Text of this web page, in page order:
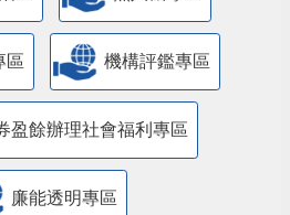
區 機構評鑑專區
盈餘辦理社會福利專區
廉能透明專區